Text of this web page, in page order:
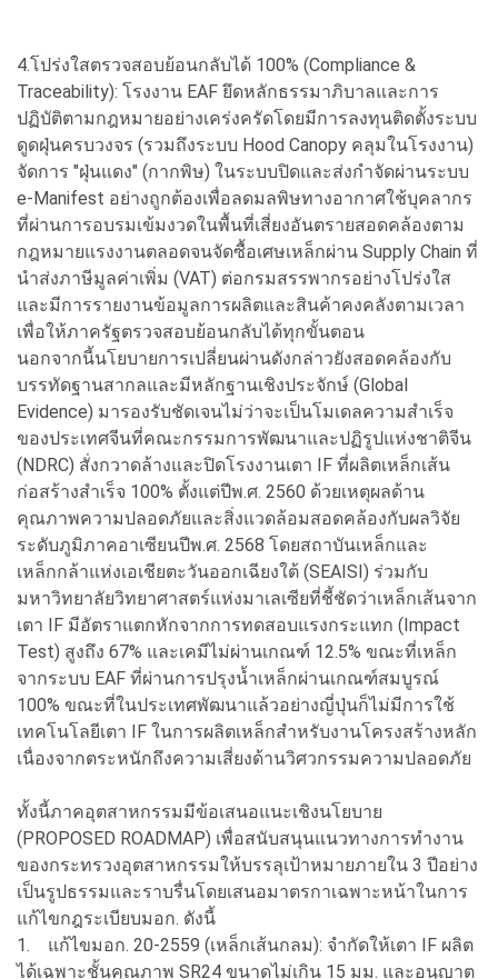
4.โปร่งใสตรวจสอบย้อนกลับได้ 100% (Compliance &
Traceability): โรงงาน EAF ยึดหลักธรรมาภิบาลและการ
ปฏิบัติตามกฎหมายอย่างเคร่งครัดโดยมีการลงทุนติดตั้งระบบ
ดูดฝุ่นครบวงจร (รวมถึงระบบ Hood Canopy คลุมในโรงงาน)
จัดการ "ฝุ่นแดง" (กากพิษ) ในระบบปิดและส่งกำจัดผ่านระบบ
e-Manifest อย่างถูกต้องเพื่อลดมลพิษทางอากาศใช้บุคลากร
ที่ผ่านการอบรมเข้มงวดในพื้นที่เสี่ยงอันตรายสอดคล้องตาม
กฎหมายแรงงานตลอดจนจัดซื้อเศษเหล็กผ่าน Supply Chain ที่
นำส่งภาษีมูลค่าเพิ่ม (VAT) ต่อกรมสรรพากรอย่างโปร่งใส
และมีการรายงานข้อมูลการผลิตและสินค้าคงคลังตามเวลา
เพื่อให้ภาครัฐตรวจสอบย้อนกลับได้ทุกขั้นตอน
นอกจากนี้นโยบายการเปลี่ยนผ่านดังกล่าวยังสอดคล้องกับ
บรรทัดฐานสากลและมีหลักฐานเชิงประจักษ์ (Global
Evidence) มารองรับชัดเจนไม่ว่าจะเป็นโมเดลความสำเร็จ
ของประเทศจีนที่คณะกรรมการพัฒนาและปฏิรูปแห่งชาติจีน
(NDRC) สั่งกวาดล้างและปิดโรงงานเตา IF ที่ผลิตเหล็กเส้น
ก่อสร้างสำเร็จ 100% ตั้งแต่ปีพ.ศ. 2560 ด้วยเหตุผลด้าน
คุณภาพความปลอดภัยและสิ่งแวดล้อมสอดคล้องกับผลวิจัย
ระดับภูมิภาคอาเซียนปีพ.ศ. 2568 โดยสถาบันเหล็กและ
เหล็กกล้าแห่งเอเชียตะวันออกเฉียงใต้ (SEAISI) ร่วมกับ
มหาวิทยาลัยวิทยาศาสตร์แห่งมาเลเซียที่ชี้ชัดว่าเหล็กเส้นจาก
เตา IF มีอัตราแตกหักจากการทดสอบแรงกระแทก (Impact
Test) สูงถึง 67% และเคมีไม่ผ่านเกณฑ์ 12.5% ขณะที่เหล็ก
จากระบบ EAF ที่ผ่านการปรุงน้ำเหล็กผ่านเกณฑ์สมบูรณ์
100% ขณะที่ในประเทศพัฒนาแล้วอย่างญี่ปุ่นก็ไม่มีการใช้
เทคโนโลยีเตา IF ในการผลิตเหล็กสำหรับงานโครงสร้างหลัก
เนื่องจากตระหนักถึงความเสี่ยงด้านวิศวกรรมความปลอดภัย
ทั้งนี้ภาคอุตสาหกรรมมีข้อเสนอแนะเชิงนโยบาย
(PROPOSED ROADMAP) เพื่อสนับสนุนแนวทางการทำงาน
ของกระทรวงอุตสาหกรรมให้บรรลุเป้าหมายภายใน 3 ปีอย่าง
เป็นรูปธรรมและราบรื่นโดยเสนอมาตรกาเฉพาะหน้าในการ
แก้ไขกฎระเบียบมอก. ดังนี้
1.
แก้ไขมอก. 20-2559 (เหล็กเส้นกลม): จำกัดให้เตา IF ผลิต
ได้เฉพาะชั้นคุณภาพ SR24 ขนาดไม่เกิน 15 มม. และอนุญาต